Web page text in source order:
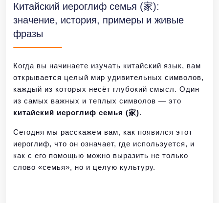
Китайский иероглиф семья (家):
значение, история, примеры и живые
фразы
Когда вы начинаете изучать китайский язык, вам
открывается целый мир удивительных символов,
каждый из которых несёт глубокий смысл. Один
из самых важных и теплых символов — это
китайский иероглиф семья (家).
Сегодня мы расскажем вам, как появился этот
иероглиф, что он означает, где используется, и
как с его помощью можно выразить не только
слово «семья», но и целую культуру.